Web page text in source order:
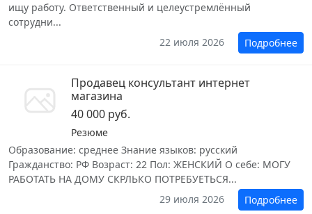
ищу работу. Ответственный и целеустремлённый
сотрудни...
22 июля 2026
Подробнее
Продавец консультант интернет
магазина
40 000 руб.
Резюме
Образование: среднее Знание языков: русский
Гражданство: РФ Возраст: 22 Пол: ЖЕНСКИЙ О себе: МОГУ
РАБОТАТЬ НА ДОМУ СКРЛЬКО ПОТРЕБУЕТЬСЯ...
29 июля 2026
Подробнее